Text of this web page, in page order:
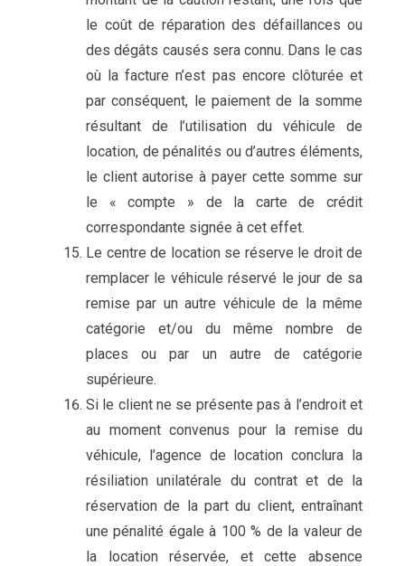
le coût de réparation des défaillances ou
des dégâts causés sera connu. Dans le cas
où la facture n’est pas encore clôturée et
par conséquent, le paiement de la somme
résultant de l’utilisation du véhicule de
location, de pénalités ou d’autres éléments,
le client autorise à payer cette somme sur
le « compte » de la carte de crédit
correspondante signée à cet effet.
Le centre de location se réserve le droit de
remplacer le véhicule réservé le jour de sa
remise par un autre véhicule de la même
catégorie et/ou du même nombre de
places ou par un autre de catégorie
supérieure.
Si le client ne se présente pas à l’endroit et
au moment convenus pour la remise du
véhicule, l’agence de location conclura la
résiliation unilatérale du contrat et de la
réservation de la part du client, entraînant
une pénalité égale à 100 % de la valeur de
la location réservée, et cette absence